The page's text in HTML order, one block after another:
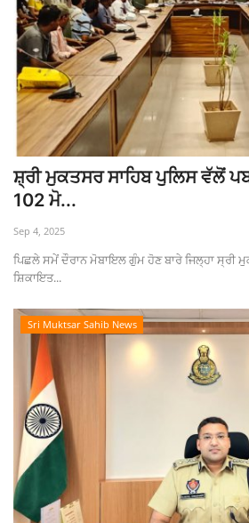
ਸ਼੍ਰੀ ਮੁਕਤਸਰ ਸਾਹਿਬ ਪੁਲਿਸ ਵੱਲੋਂ
102 ਮੋ...
Sep 4, 2025
ਪਿਛਲੇ ਸਮੇਂ ਦੌਰਾਨ ਮੋਬਾਇਲ ਗੁੰਮ ਹੋਣ ਬਾਰੇ ਜਿਲ੍ਹਾ ਸ੍ਰੀ
ਸ਼ਿਕਾਇਤ...
Sri Muktsar Sahib News